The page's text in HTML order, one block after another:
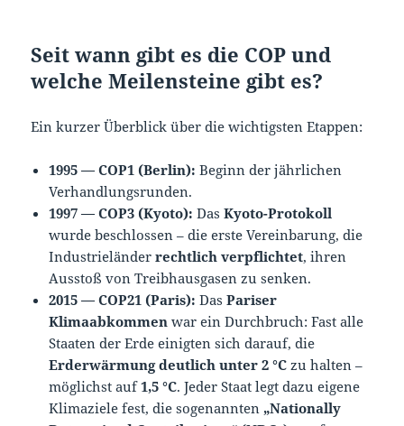
Seit wann gibt es die COP und
welche Meilensteine gibt es?
Ein kurzer Überblick über die wichtigsten Etappen:
1995 — COP1 (Berlin): Beginn der jährlichen
Verhandlungsrunden.
1997 — COP3 (Kyoto): DasKyoto-Protokoll
wurde beschlossen – die erste Vereinbarung, die
Industrieländerrechtlich verpflichtet, ihren
Ausstoß von Treibhausgasen zu senken.
2015 — COP21 (Paris): DasPariser
Klimaabkommen war ein Durchbruch: Fast alle
Staaten der Erde einigten sich darauf, die
Erderwärmung deutlich unter 2 °C zu halten –
möglichst auf1,5 °C. Jeder Staat legt dazu eigene
Klimaziele fest, die sogenannten „Nationally